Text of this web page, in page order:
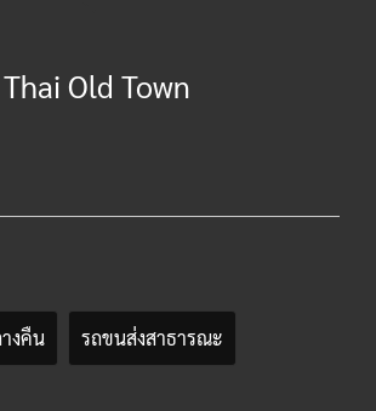
Old Town
งคืน รถขนส่งสาธารณะ